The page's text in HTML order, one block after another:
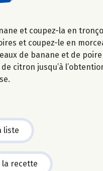
et coupez-la en
et coupez-le en
de banane et de poire
citron jusqu’à
liste
recette